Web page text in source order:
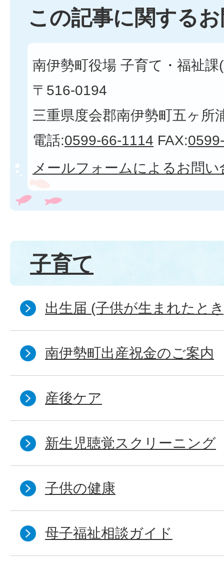
この記事に関する
南伊勢町役場 子育て・福祉課
〒516-0194
三重県度会郡南伊勢町五ヶ所
電話:0599-66-1114 FAX:
メールフォームによるお問い
子育て
出生届 (子供が生まれたと
南伊勢町出産祝金のご案内
産後ケア
新生児聴覚スクリーニング
子供の健康
母子福祉相談ガイド